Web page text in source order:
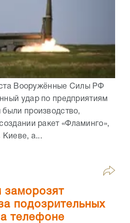
Вооружённые Силы РФ
удар по предприятиям
производство,
ракет «Фламинго»,
Киеве, а...
заморозят
подозрительных
телефоне